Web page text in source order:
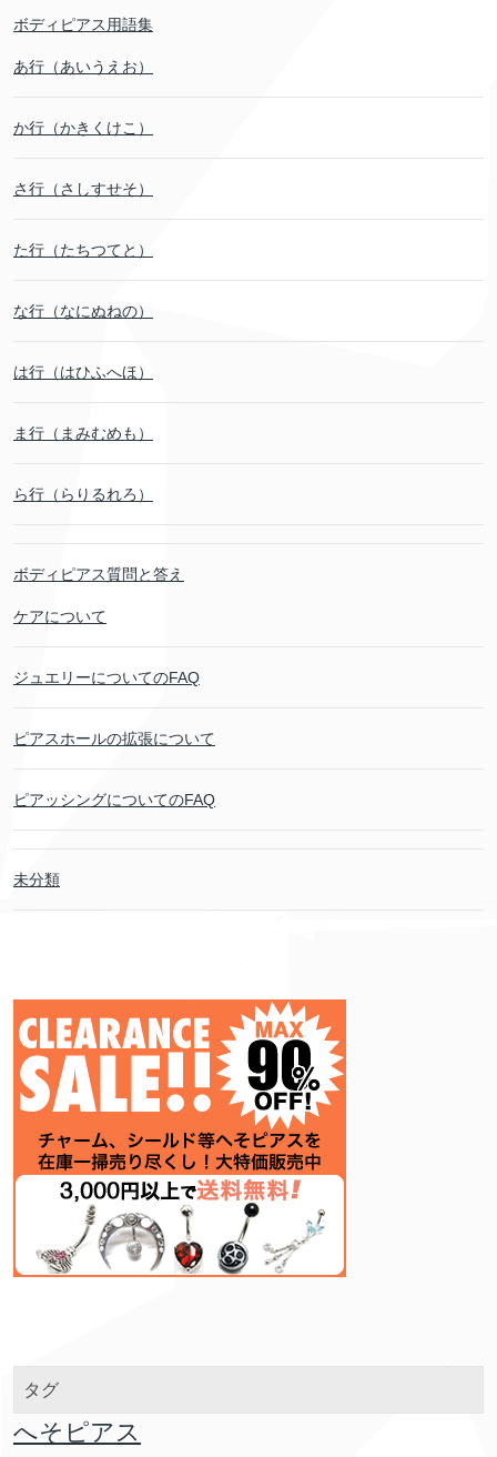
ボディピアス用語集
あ行（あいうえお）
か行（かきくけこ）
さ行（さしすせそ）
た行（たちつてと）
な行（なにぬねの）
は行（はひふへほ）
ま行（まみむめも）
ら行（らりるれろ）
ボディピアス質問と答え
ケアについて
ジュエリーについてのFAQ
ピアスホールの拡張について
ピアッシングについてのFAQ
未分類
タグ
へそピアス